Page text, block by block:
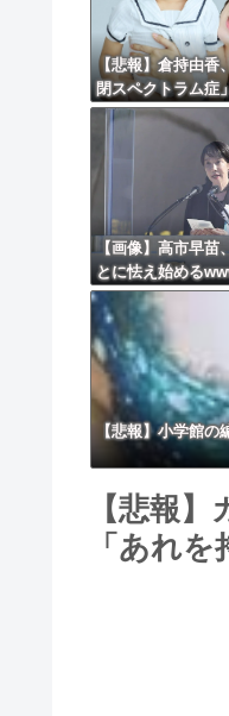
8/4のニ
日本旅行
更新中止
海外「
【悲報】倉持由香
閉スペクトラム症
ックで涙… 見逃し
期のサインとは？
【画像】高市早苗
とに怯え始める
【悲報】小学館
【悲報
「あれ